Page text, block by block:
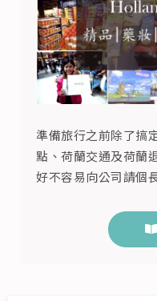
準備旅行之前除了搞
點、荷蘭交通及荷蘭
好不容易向公司請個
價太高，買不起名包
試試也無妨！這次我